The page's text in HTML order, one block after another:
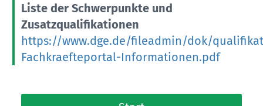
Liste der Schwerpunkte und
Zusatzqualifikationen
https://www.dge.de/fileadmin/dok/
Fachkraefteportal-Informationen.pdf